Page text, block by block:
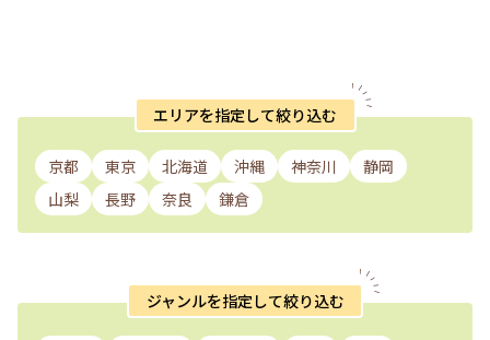
エリアを指定して絞り込む
京都 東京 北海道 沖縄 神奈川
静岡
山梨
長野 奈良 鎌倉
ジャンルを指定して絞り込む